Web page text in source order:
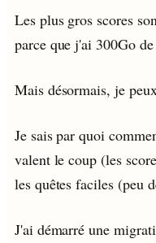
Les plus gros scores
parce que j'ai 300Go
Mais désormais, je
Je sais par quoi
valent le coup (les
les quêtes faciles (peu
J'ai démarré une